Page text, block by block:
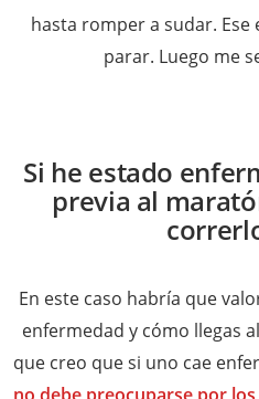
hasta romper a sudar.
parar. Luego me
Si he estado
previa al
En este caso habría que
enfermedad y cómo llegas
que creo que si uno cae
no debe preocuparse por